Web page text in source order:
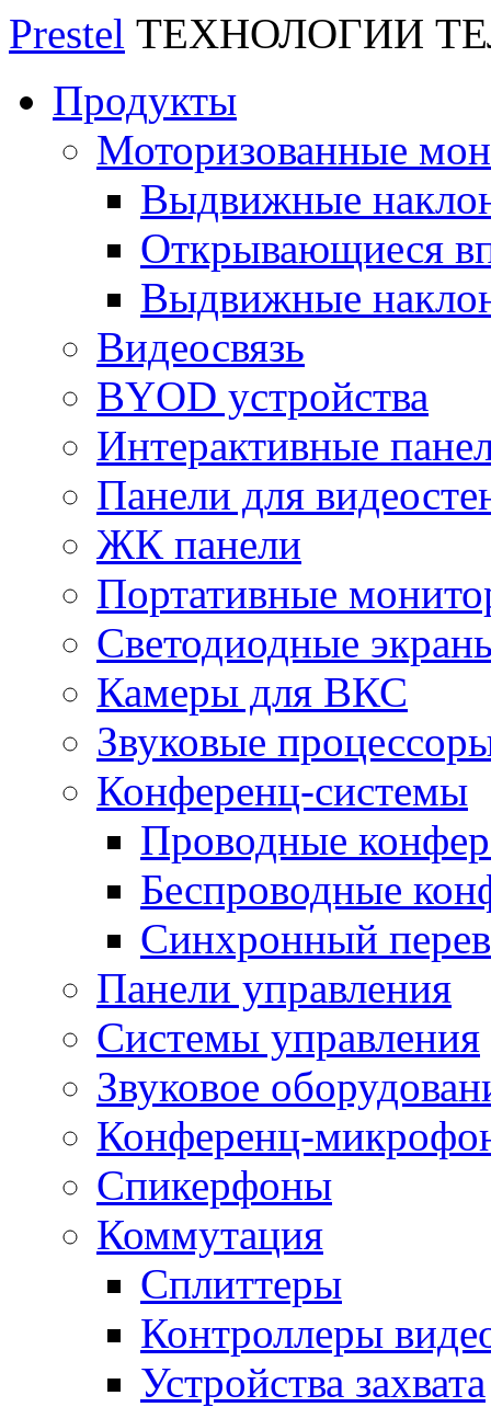
Prestel ТЕХНОЛОГИИ
Продукты
Моторизованные
Выдвижные
Открывающиеся
Выдвижные
Видеосвязь
BYOD устройства
Интерактивные
Панели для
ЖК панели
Портативные
Светодиодные
Камеры для ВКС
Звуковые
Конференц-системы
Проводные
Беспроводные
Синхронный
Панели управления
Системы управления
Звуковое
Конференц-
Спикерфоны
Коммутация
Сплиттеры
Контроллеры
Устройства захвата